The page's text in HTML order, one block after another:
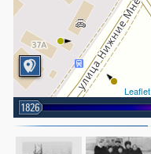
Leaflet
1826